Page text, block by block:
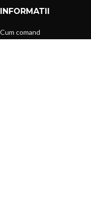
INFORMATII
Cum comand